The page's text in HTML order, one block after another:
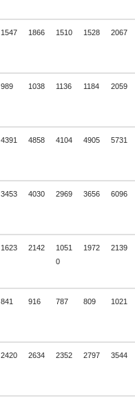
1547 1866 1510 1528 2067
989 1038 1136 1184 2059
4391 4858 4104 4905 5731
3453 4030 2969 3656 6096
1623 2142
1051
0
1972 2139
841 916 787 809 1021
2420 2634 2352 2797 3544